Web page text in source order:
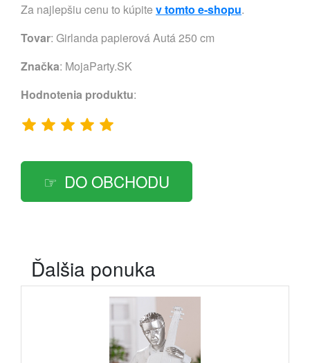
Za najlepšiu cenu to kúpite v tomto e-shopu.
Tovar: Girlanda papierová Autá 250 cm
Značka: MojaParty.SK
Hodnotenia produktu:
DO OBCHODU
Ďalšia ponuka